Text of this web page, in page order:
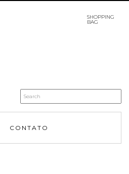
SHOPPING
BAG
CONTATO